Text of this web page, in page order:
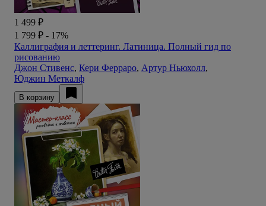
1 499 ₽
1 799 ₽ - 17%
Каллиграфия и леттеринг. Латиница. Полный гид по
рисованию
Джон Стивенс, Кери Ферраро, Артур Ньюхолл,
Юджин Меткалф
В корзину